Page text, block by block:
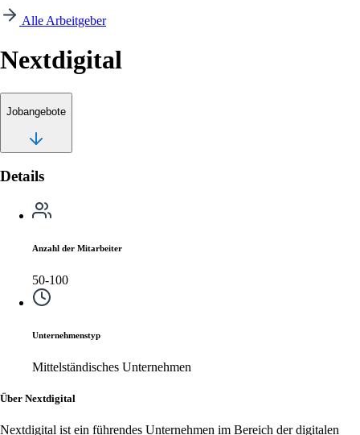
Alle Arbeitgeber
Nextdigital
Jobangebote
Details
Anzahl der Mitarbeiter
50-100
Unternehmenstyp
Mittelständisches Unternehmen
Über Nextdigital
Nextdigital ist ein führendes Unternehmen im Bereich der digitalen